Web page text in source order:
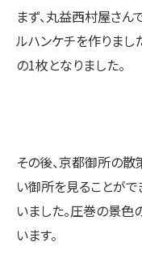
まず、丸益西村屋さん
ルハンケチを作りまし
の1枚となりました。
その後、京都御所の散
い御所を見ることが
いました。圧巻の景
います。